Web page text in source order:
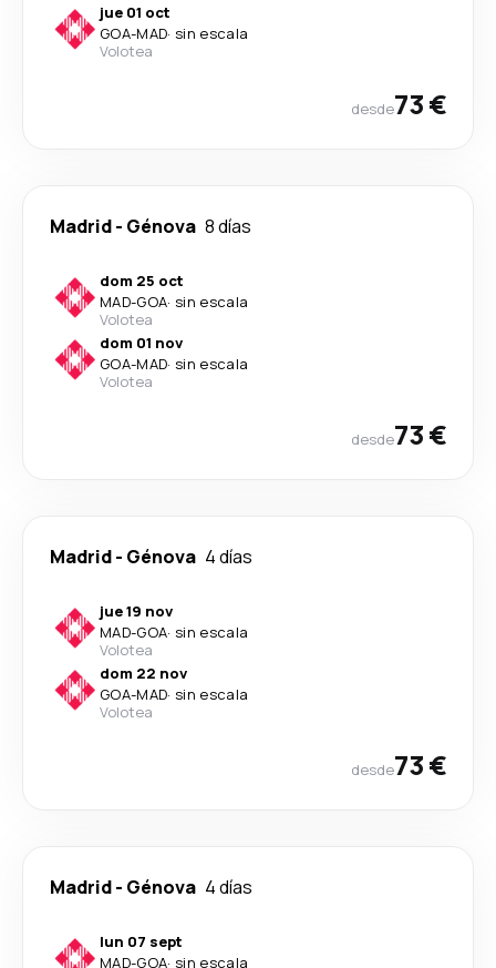
jue 01 oct
GOA-MAD· sin escala
Volotea
desde73 €
Madrid- Génova 8 días
dom 25 oct
MAD-GOA· sin escala
Volotea
dom 01 nov
GOA-MAD· sin escala
Volotea
desde73 €
Madrid- Génova 4 días
jue 19 nov
MAD-GOA· sin escala
Volotea
dom 22 nov
GOA-MAD· sin escala
Volotea
desde73 €
Madrid- Génova 4 días
lun 07 sept
MAD-GOA· sin escala